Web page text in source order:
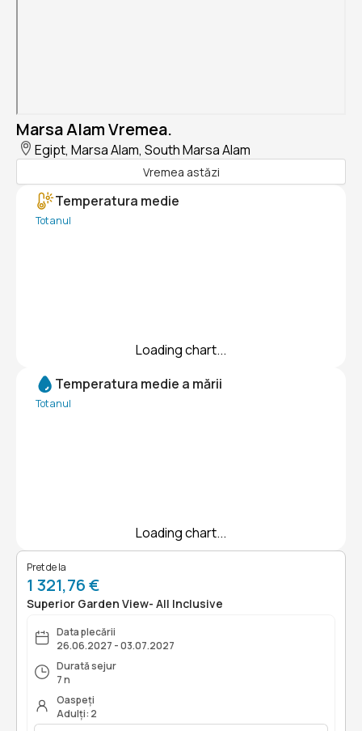
Marsa Alam Vremea.
Egipt, Marsa Alam, South Marsa Alam
Vremea astăzi
Temperatura medie
Tot anul
Loading chart...
Temperatura medie a mării
Tot anul
Loading chart...
Pret de la
1 321,76 €
Superior Garden View- All Inclusive
Data plecării
26.06.2027 - 03.07.2027
Durată sejur
7 n
Oaspeți
Adulți: 2